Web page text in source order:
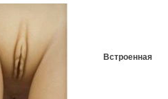
Встроенная